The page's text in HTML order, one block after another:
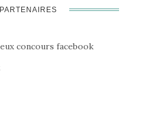
PARTENAIRES
concours facebook